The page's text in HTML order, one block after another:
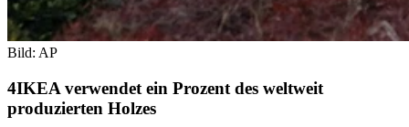
Bild: AP
IKEA verwendet ein Prozent des weltweit
produzierten Holzes